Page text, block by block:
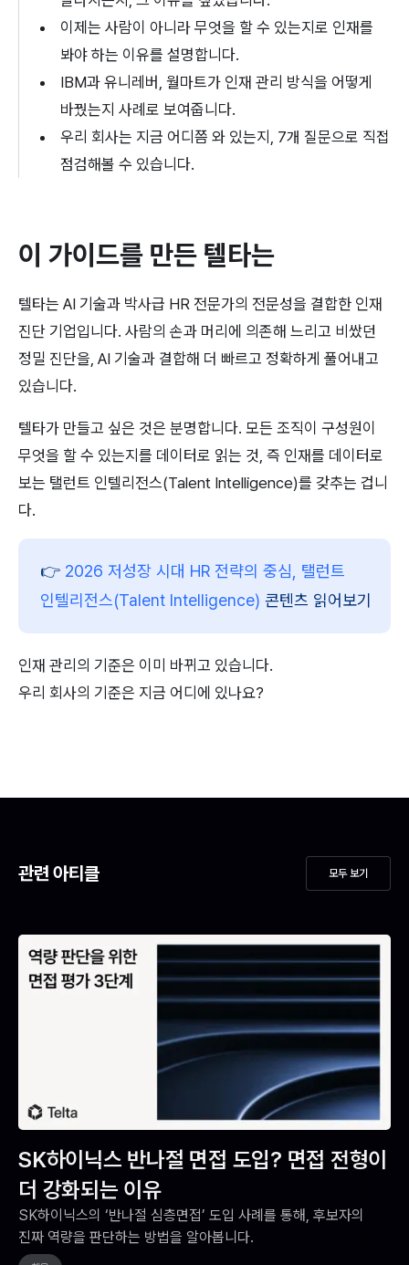
이제는 사람이 아니라 무엇을 할 수 있는지로 인재를
봐야 하는 이유를 설명합니다.
IBM과 유니레버, 월마트가 인재 관리 방식을 어떻게
바꿨는지 사례로 보여줍니다.
우리 회사는 지금 어디쯤 와 있는지, 7개 질문으로 직접
점검해볼 수 있습니다.
이 가이드를 만든 텔타는
텔타는 AI 기술과 박사급 HR 전문가의 전문성을 결합한 인재
진단 기업입니다. 사람의 손과 머리에 의존해 느리고 비쌌던
정밀 진단을, AI 기술과 결합해 더 빠르고 정확하게 풀어내고
있습니다.
텔타가 만들고 싶은 것은 분명합니다. 모든 조직이 구성원이
무엇을 할 수 있는지를 데이터로 읽는 것, 즉 인재를 데이터로
보는 탤런트 인텔리전스(Talent Intelligence)를 갖추는 겁니
다.
👉 2026 저성장 시대 HR 전략의 중심, 탤런트
인텔리전스(Talent Intelligence) 콘텐츠 읽어보기
인재 관리의 기준은 이미 바뀌고 있습니다.
우리 회사의 기준은 지금 어디에 있나요?
관련 아티클 모두 보기
SK하이닉스 반나절 면접 도입? 면접 전형이
더 강화되는 이유
SK하이닉스의 ‘반나절 심층면접’ 도입 사례를 통해, 후보자의
진짜 역량을 판단하는 방법을 알아봅니다.